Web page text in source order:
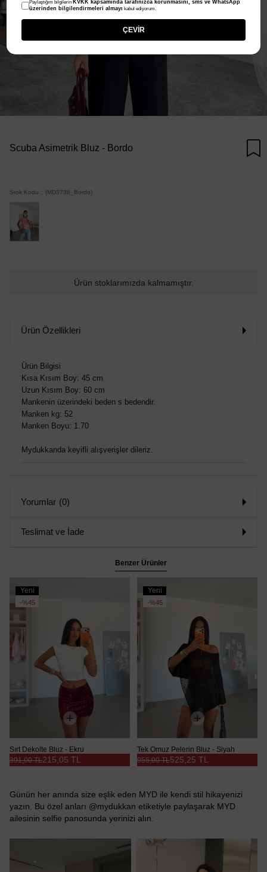
Scuba Asimetrik Bluz - Bordo
Stok Kodu (MD3738_Bordo)
Ürün stoklarımızda kalmamıştır.
Ürün Özellikleri
Ürün Bilgisi
Kısa Kısım Boy: 45 cm
Uzun Kısım Boy: 60 cm
Mankenin üzerindeki beden s bedendir.
Manken kg: 52
Manken Boyu: 1.70
Mydukkanda keyifli alışverişler dileriz.
Yorumlar (0)
Teslimat ve İade
Benzer Ürünler
Yeni
Ürün
%45
Sırt Dekolte Bluz - Ekru
215,05 TL
391,00 TL
Yeni
Ürün
%45
Tek Omuz Pelerin Bluz - Siyah
525,25 TL
955,00 TL
Günün her anında size eşlik eden MYD ile kendi stil hikayenizi
yazın. Bu özel anları @mydukkan etiketiyle paylaşarak MYD
ailesinin selfie panosunda yerinizi alın.
Paylaştığım bilgilerin KVKK kapsamında tarafınızca korunmasını, sms ve WhatsApp
üzerinden bilgilendirmeleri almayı kabul ediyorum.
ÇEVİR